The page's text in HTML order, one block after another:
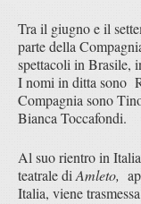
Tra il giugno e il
parte della
spettacoli in Brasile,
I nomi in ditta sono
Compagnia sono
Bianca Toccafondi.
Al suo rientro in
teatrale di Amleto,
Italia, viene